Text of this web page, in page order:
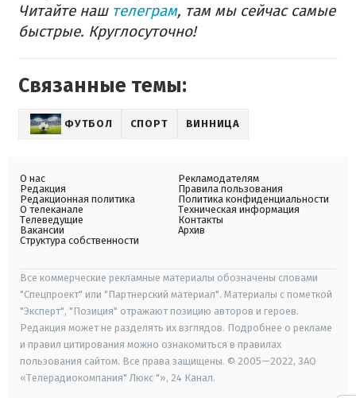
Читайте наштелеграм, там мы сейчас самые
быстрые. Круглосуточно!
Связанные темы:
ФУТБОЛ СПОРТ ВИННИЦА
О нас
Редакция
Редакционная политика
О телеканале
Телеведущие
Вакансии
Структура собственности
Рекламодателям
Правила пользования
Политика конфиденциальности
Техническая информация
Контакты
Архив
Все коммерческие рекламные материалы обозначены словами
"Спецпроект" или "Партнерский материал". Материалы с пометкой
"Эксперт", "Позиция" отражают позицию авторов и героев.
Редакция может не разделять их взглядов. Подробнее о рекламе
и правил цитирования можно ознакомиться в правилах
пользования сайтом. Все права защищены. © 2005—2022, ЗАО
«Телерадиокомпания" Люкс "», 24 Канал.